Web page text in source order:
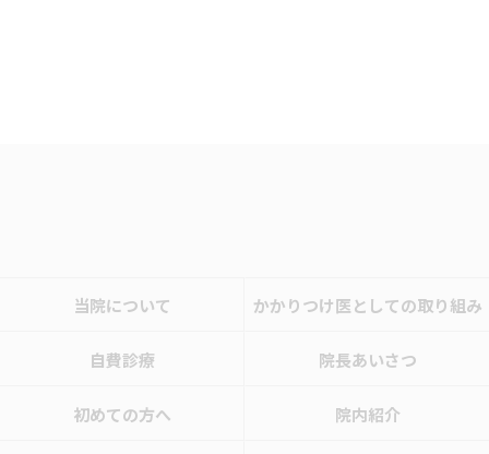
当院について かかりつけ医としての取り組み
自費診療 院長あいさつ
初めての方へ 院内紹介